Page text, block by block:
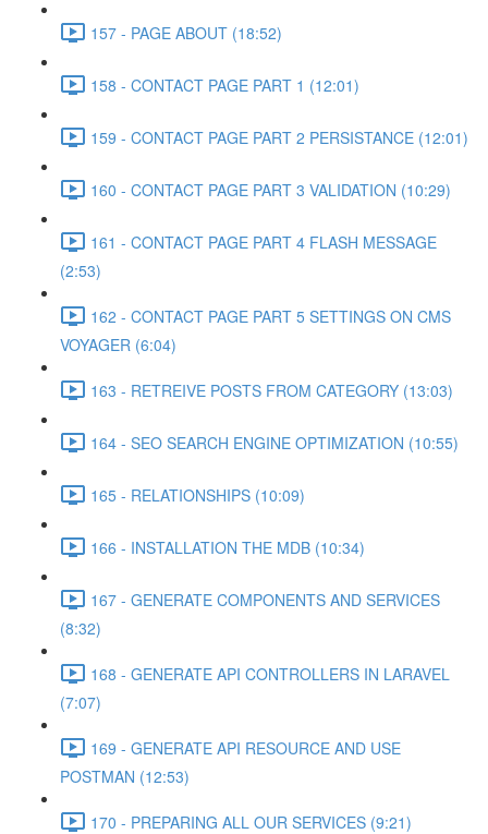
157 - PAGE ABOUT (18:52)
158 - CONTACT PAGE PART 1 (12:01)
159 - CONTACT PAGE PART 2 PERSISTANCE (12:01)
160 - CONTACT PAGE PART 3 VALIDATION (10:29)
161 - CONTACT PAGE PART 4 FLASH MESSAGE
(2:53)
162 - CONTACT PAGE PART 5 SETTINGS ON CMS
VOYAGER (6:04)
163 - RETREIVE POSTS FROM CATEGORY (13:03)
164 - SEO SEARCH ENGINE OPTIMIZATION (10:55)
165 - RELATIONSHIPS (10:09)
166 - INSTALLATION THE MDB (10:34)
167 - GENERATE COMPONENTS AND SERVICES
(8:32)
168 - GENERATE API CONTROLLERS IN LARAVEL
(7:07)
169 - GENERATE API RESOURCE AND USE
POSTMAN (12:53)
170 - PREPARING ALL OUR SERVICES (9:21)